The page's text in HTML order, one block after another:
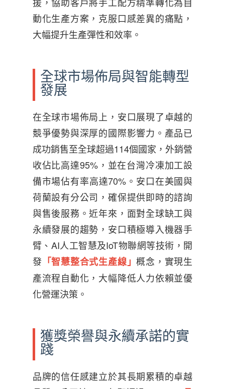
動化生產方案，克服口感差異的痛點，
大幅提升生產彈性和效率。
全球市場佈局與智能轉型
發展
在全球市場佈局上，安口展現了卓越的
競爭優勢與深厚的國際影響力。產品已
成功銷售至全球超過114個國家，外銷營
收佔比高達95%，並在台灣冷凍加工設
備市場佔有率高達70%。安口在美國與
荷蘭設有分公司，確保提供即時的諮詢
與售後服務。近年來，面對全球缺工與
永續發展的趨勢，安口積極導入機器手
臂、AI人工智慧及IoT物聯網等技術，開
發 「智慧整合式生產線」概念，實現生
產流程自動化，大幅降低人力依賴並優
化營運決策。
獲獎榮譽與永續承諾的實
踐
品牌的信任感建立於其長期累積的卓越